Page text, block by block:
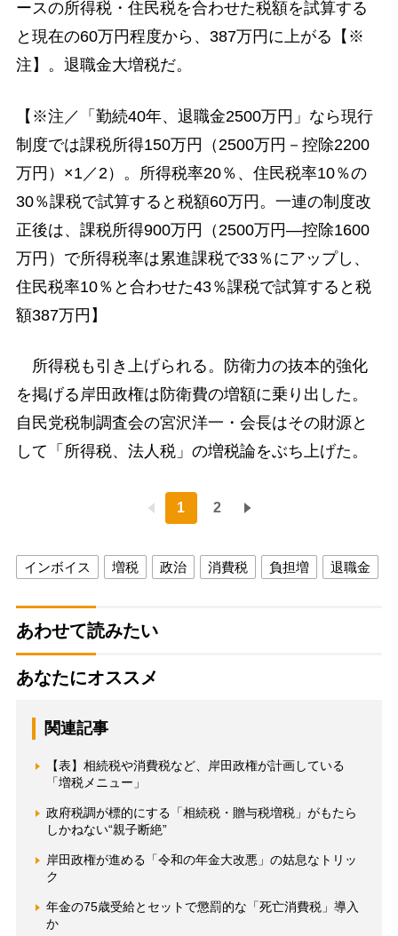
ースの所得税・住民税を合わせた税額を試算する
と現在の60万円程度から、387万円に上がる【※
注】。退職金大増税だ。
【※注／「勤続40年、退職金2500万円」なら現行
制度では課税所得150万円（2500万円－控除2200
万円）×1／2）。所得税率20％、住民税率10％の
30％課税で試算すると税額60万円。一連の制度改
正後は、課税所得900万円（2500万円―控除1600
万円）で所得税率は累進課税で33％にアップし、
住民税率10％と合わせた43％課税で試算すると税
額387万円】
所得税も引き上げられる。防衛力の抜本的強化
を掲げる岸田政権は防衛費の増額に乗り出した。
自民党税制調査会の宮沢洋一・会長はその財源と
して「所得税、法人税」の増税論をぶち上げた。
1 2
インボイス 増税 政治 消費税 負担増 退職金
あわせて読みたい
あなたにオススメ
関連記事
【表】相続税や消費税など、岸田政権が計画している
「増税メニュー」
政府税調が標的にする「相続税・贈与税増税」がもたら
しかねない“親子断絶”
岸田政権が進める「令和の年金大改悪」の姑息なトリッ
ク
年金の75歳受給とセットで懲罰的な「死亡消費税」導入
か